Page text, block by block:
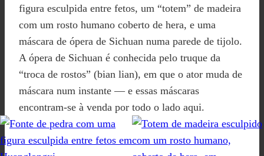
figura esculpida entre fetos, um “totem” de madeira
com um rosto humano coberto de hera, e uma
máscara de ópera de Sichuan numa parede de tijolo.
A ópera de Sichuan é conhecida pelo truque da
“troca de rostos” (bian lian), em que o ator muda de
máscara num instante — e essas máscaras
encontram-se à venda por todo o lado aqui.